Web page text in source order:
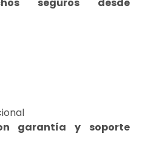
seguros desde
garantía y soporte